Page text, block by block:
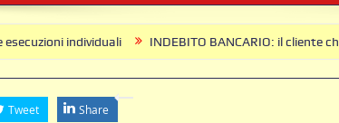
individuali INDEBITO BANCARIO: il cliente che
Tweet Share